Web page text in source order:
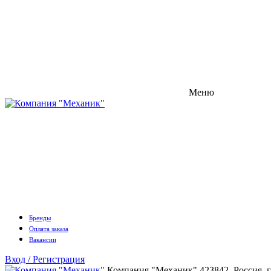
Меню
Бренды
Оплата заказа
Вакансии
Вход / Регистрация